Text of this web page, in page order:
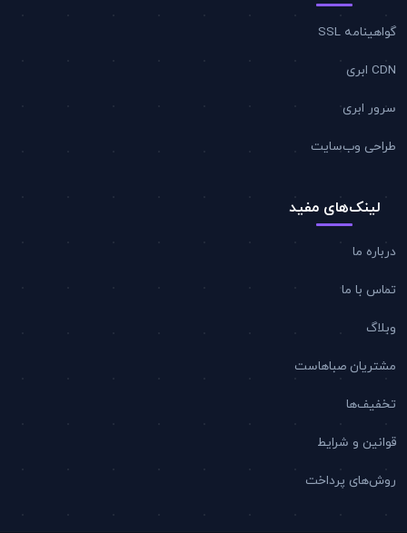
گواهینامه SSL
CDN ابری
سرور ابری
طراحی وب‌سایت
لینک‌های مفید
درباره ما
تماس با ما
وبلاگ
مشتریان صباهاست
تخفیف‌ها
قوانین و شرایط
روش‌های پرداخت